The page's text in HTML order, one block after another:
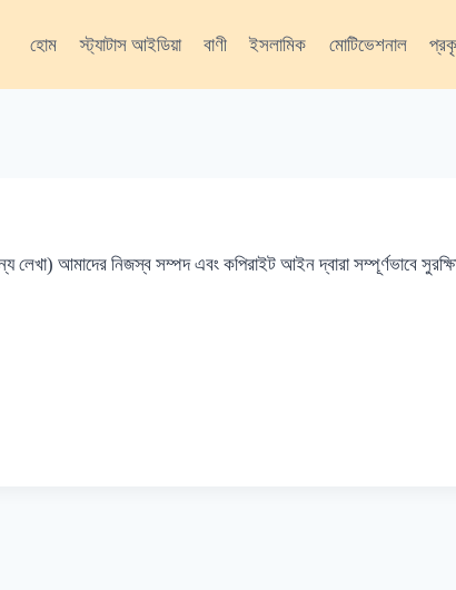
হোম স্ট্যাটাস আইডিয়া বাণী ইসলামিক মোটিভেশনাল
আমাদের নিজস্ব সম্পদ এবং কপিরাইট আইন দ্বারা সম্পূর্ণভাবে